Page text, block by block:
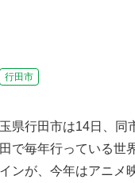
行田市
県行田市は14日、同
で毎年行っている世
ンが、今年はアニメ